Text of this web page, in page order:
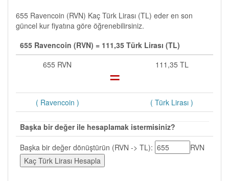
655 Ravencoin (RVN) Kaç Türk Lirası (TL) eder en son
güncel kur fiyatına göre öğrenebilirsiniz.
655 Ravencoin (RVN) = 111,35 Türk Lirası (TL)
655 RVN
= 111,35 TL
( Ravencoin ) ( Türk Lirası )
Başka bir değer ile hesaplamak istermisiniz?
Başka bir değer dönüştürün (RVN -> TL):
RVN